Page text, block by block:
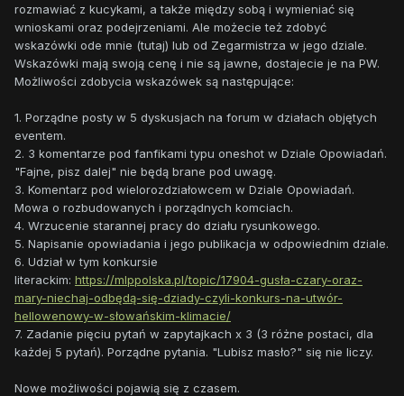
rozmawiać z kucykami, a także między sobą i wymieniać się
wnioskami oraz podejrzeniami. Ale możecie też zdobyć
wskazówki ode mnie (tutaj) lub od Zegarmistrza w jego dziale.
Wskazówki mają swoją cenę i nie są jawne, dostajecie je na PW.
Możliwości zdobycia wskazówek są następujące:
1. Porządne posty w 5 dyskusjach na forum w działach objętych
eventem.
2. 3 komentarze pod fanfikami typu oneshot w Dziale Opowiadań.
"Fajne, pisz dalej" nie będą brane pod uwagę.
3. Komentarz pod wielorozdziałowcem w Dziale Opowiadań.
Mowa o rozbudowanych i porządnych komciach.
4. Wrzucenie starannej pracy do działu rysunkowego.
5. Napisanie opowiadania i jego publikacja w odpowiednim dziale.
6. Udział w tym konkursie
literackim: https://mlppolska.pl/topic/17904-gusła-czary-oraz-
mary-niechaj-odbędą-się-dziady-czyli-konkurs-na-utwór-
hellowenowy-w-słowańskim-klimacie/
7. Zadanie pięciu pytań w zapytajkach x 3 (3 różne postaci, dla
każdej 5 pytań). Porządne pytania. "Lubisz masło?" się nie liczy.
Nowe możliwości pojawią się z czasem.